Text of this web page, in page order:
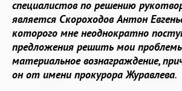
специалистов по решению
является Скороходов Антон
которого мне неоднократно
предложения решить мои
материальное вознаграждение,
он от имени прокурора Журавлева.